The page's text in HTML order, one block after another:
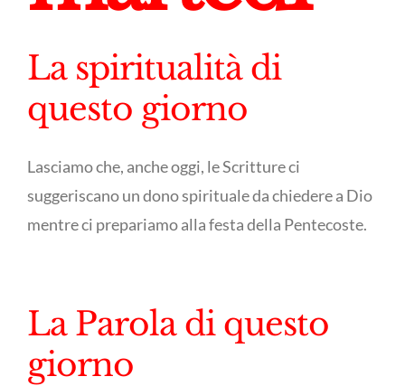
La spiritualità di
questo giorno
Lasciamo che, anche oggi, le Scritture ci
suggeriscano un dono spirituale da chiedere a Dio
mentre ci prepariamo alla festa della Pentecoste.
La Parola di questo
giorno